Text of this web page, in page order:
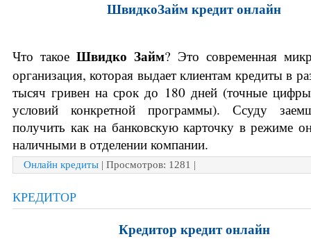
ШвидкоЗайм кредит онлайн
Что такое Швидко Займ? Это современная
организация, которая выдает клиентам кредиты в
тысяч гривен на срок до 180 дней (точные цифры
условий конкретной программы). Ссуду
получить как на банковскую карточку в режиме
наличными в отделении компании.
Онлайн кредиты | Просмотров: 1281 |
КРЕДИТОР
Кредитор кредит онлайн